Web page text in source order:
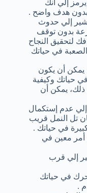
إلي أنك
بدون هدف واضح .
إلي حدوث
بدون توقف
لتحقيق النجاح
الصعبة في حياتك
يمكن أن يكون
حياتك وكيفية
ذلك، يمكن أن
إلي عدم إستكمال
تل النمل قريب
في حياتك .
أمر معين في
إلي قرب
في حياتك
.